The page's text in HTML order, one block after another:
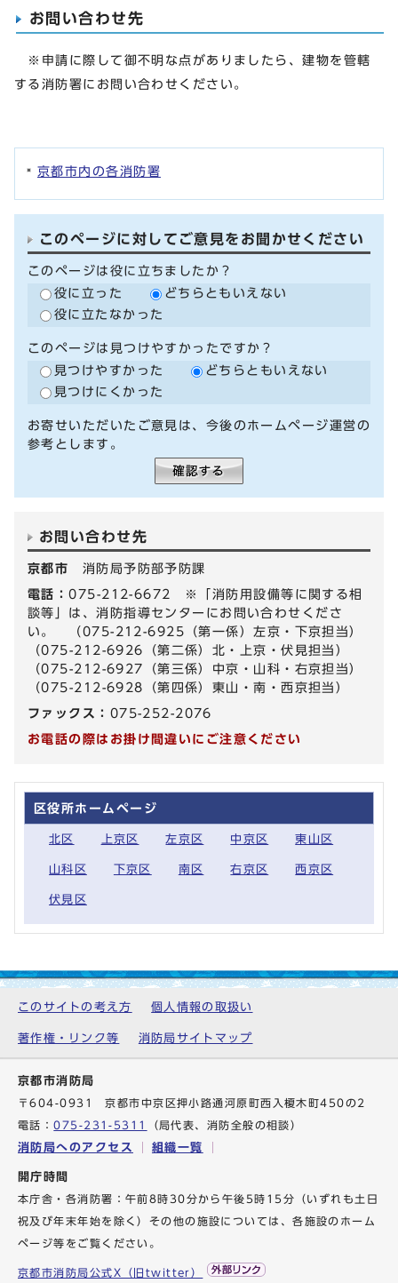
お問い合わせ先
※申請に際して御不明な点がありましたら、建物を管轄
する消防署にお問い合わせください。
京都市内の各消防署
このページに対してご意見をお聞かせください
このページは役に立ちましたか？
役に立った
どちらともいえない
役に立たなかった
このページは見つけやすかったですか？
見つけやすかった
どちらともいえない
見つけにくかった
お寄せいただいたご意見は、今後のホームページ運営の
参考とします。
お問い合わせ先
京都市 消防局予防部予防課
電話：075-212-6672 ※「消防用設備等に関する相
談等」は、消防指導センターにお問い合わせくださ
い。 （075-212-6925（第一係）左京・下京担当）
（075-212-6926（第二係）北・上京・伏見担当）
（075-212-6927（第三係）中京・山科・右京担当）
（075-212-6928（第四係）東山・南・西京担当）
ファックス： 075-252-2076
お電話の際はお掛け間違いにご注意ください
区役所ホームページ
北区 上京区 左京区 中京区 東山区
山科区 下京区 南区 右京区 西京区
伏見区
このサイトの考え方 個人情報の取扱い
著作権・リンク等 消防局サイトマップ
京都市消防局
〒604-0931 京都市中京区押小路通河原町西入榎木町450の2
電話：075-231-5311 （局代表、消防全般の相談）
消防局へのアクセス 組織一覧
開庁時間
本庁舎・各消防署：午前8時30分から午後5時15分（いずれも土日
祝及び年末年始を除く）その他の施設については、各施設のホーム
ページ等をご覧ください。
京都市消防局公式X（旧twitter）